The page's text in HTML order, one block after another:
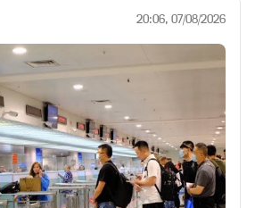
20:06, 07/08/2026